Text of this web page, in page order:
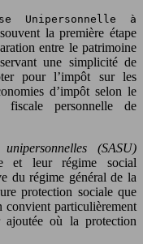
Unipersonnelle à
la première étape
entre le patrimoine
une simplicité de
pour l’impôt sur les
d’impôt selon le
personnelle de
(SASU)
et leur régime social
du régime général de la
protection sociale que
convient particulièrement
où la protection